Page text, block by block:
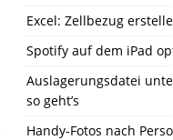
Excel: Zellbezug
Spotify auf dem iPad
Auslagerungsdatei
so geht’s
Handy-Fotos nach